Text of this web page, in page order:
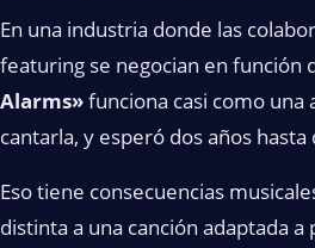
En una industria donde las
featuring se negocian en función
Alarms»funciona casi como una
cantarla, y esperó dos años
Eso tiene consecuencias
distinta a una canción adaptada